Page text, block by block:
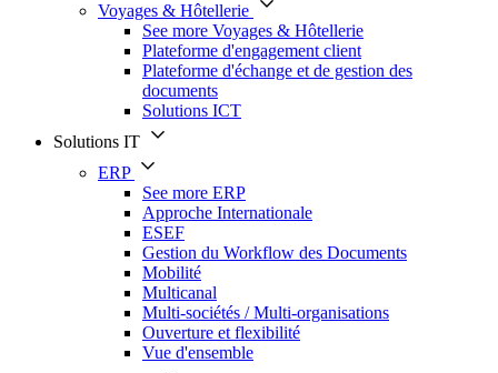
Voyages & Hôtellerie
See more Voyages & Hôtellerie
Plateforme d'engagement client
Plateforme d'échange et de gestion des
documents
Solutions ICT
Solutions IT
ERP
See more ERP
Approche Internationale
ESEF
Gestion du Workflow des Documents
Mobilité
Multicanal
Multi-sociétés / Multi-organisations
Ouverture et flexibilité
Vue d'ensemble